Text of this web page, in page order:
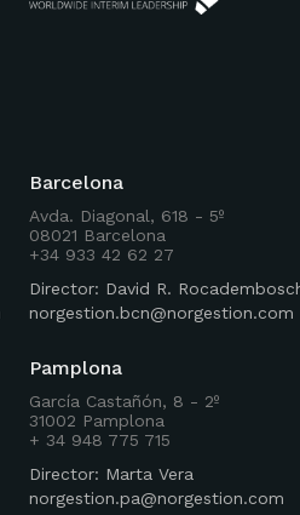
Barcelona
Avda. Diagonal, 618 - 5º
08021 Barcelona
+34 933 42 62 27
Director: David R.
norgestion.bcn@norgestion.com
Pamplona
García Castañón, 8 - 2º
31002 Pamplona
+ 34 948 775 715
Director: Marta Vera
norgestion.pa@norgestion.com